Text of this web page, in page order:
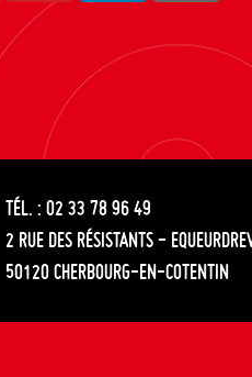
TÉL. : 02 33 78 96 49
2 RUE DES RÉSISTANTS -
50120 CHERBOURG-EN-COTENTIN